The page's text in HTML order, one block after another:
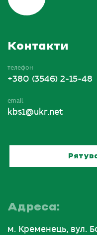
Контакти
телефон
+380 (3546) 2-15-48
email
kbs1@ukr.net
Адреса:
м. Кременець, вул.